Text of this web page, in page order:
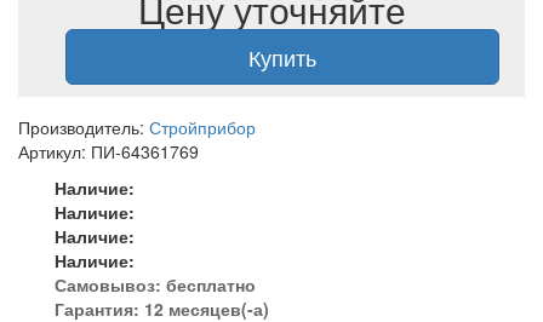
Купить
Производитель: Стройприбор
Артикул: ПИ-64361769
Наличие:
Наличие:
Наличие:
Наличие:
Самовывоз: бесплатно
Гарантия: 12 месяцев(-а)